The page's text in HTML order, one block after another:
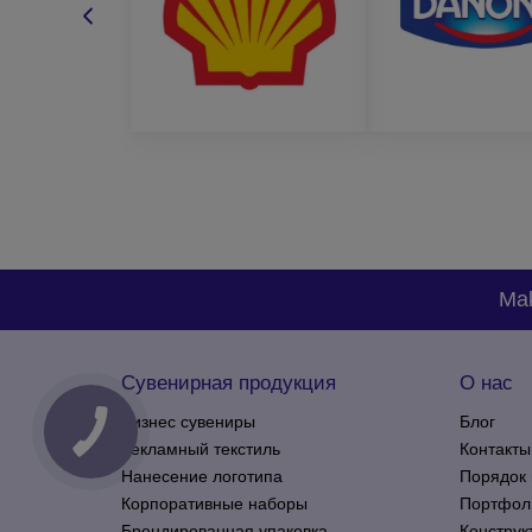
методом нанесения;
желательным сроком изготовления;
бюджетом заказа.
Сувенирная продукция
Бизнес сувениры
Рекламный текстиль
Нанесение логотипа
Корпоративные наборы
О нас
Блог
Контакты
Порядок